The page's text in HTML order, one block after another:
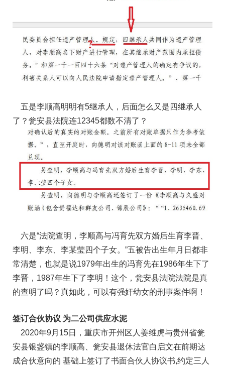
五是李顺高明明有5继承人，后面怎么又是四继承人
了？瓮安县法院连12345都数不清了？
六是“法院查明，李顺高与冯育先双方婚后生育李晋、
李明、李东、李某莹四个子女。”五被告出生年月日都非
常清楚，也就是说1979年出生的冯育先在1986年生下了
李晋，1987年生下了李明！这个，瓮安县法院法院是真
的查明了吗？真如此，可以有强奸幼女的刑事案件啊！
签订合伙协议 为二公司供应水泥
2020年9月15日，重庆市开州区人姜维虎与贵州省瓮
安县银盏镇的李顺高、瓮安县退休法官白启文在前期达
成合伙意向的 基础上签订了书面合伙人协议书,约定三人